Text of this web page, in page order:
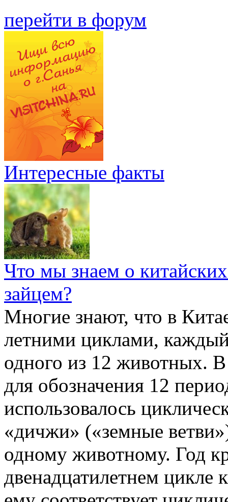
перейти в форум
Интересные факты
Что мы знаем о
зайцем?
Многие знают, что в
летними циклами,
одного из 12 животных. В
для обозначения 12
использовалось
«дичжи» («земные
одному животному. Год
двенадцатилетнем цикле